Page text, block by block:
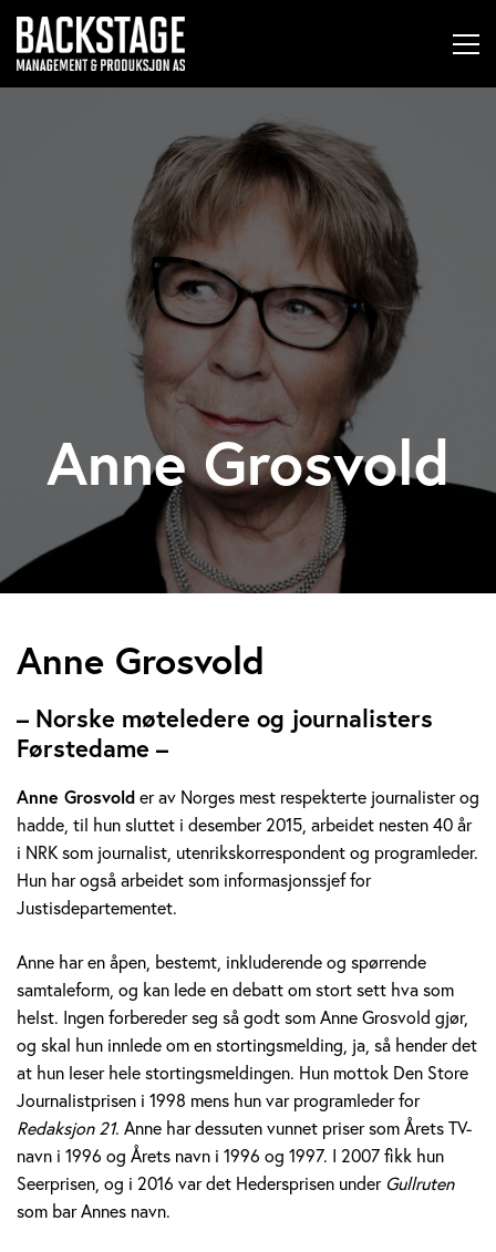
Anne Grosvold
A
n
n
e
G
r
s
v
o
l
d
Anne Grosvold
– Norske møteledere og journalisters
Førstedame –
Anne Grosvolder av Norges mest respekterte journalister og
hadde, til hun sluttet i desember 2015, arbeidet nesten 40 år
i NRK som journalist, utenrikskorrespondent og programleder.
Hun har også arbeidet som informasjonssjef for
Justisdepartementet.
Anne har en åpen, bestemt, inkluderende og spørrende
samtaleform, og kan lede en debatt om stort sett hva som
helst. Ingen forbereder seg så godt som Anne Grosvold gjør,
og skal hun innlede om en stortingsmelding, ja, så hender det
at hun leser hele stortingsmeldingen. Hun mottok Den Store
Journalistprisen i 1998 mens hun var programleder for
Redaksjon 21. Anne har dessuten vunnet priser som Årets TV-
navn i 1996 og Årets navn i 1996 og 1997. I 2007 fikk hun
Seerprisen, og i 2016 var det Hedersprisen underGullruten
som bar Annes navn.